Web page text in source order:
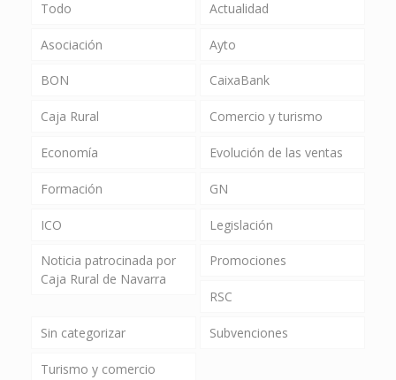
Todo Actualidad
Asociación Ayto
BON CaixaBank
Caja Rural Comercio y turismo
Economía Evolución de las ventas
Formación GN
ICO Legislación
Noticia patrocinada por
Caja Rural de Navarra
Promociones
RSC
Sin categorizar Subvenciones
Turismo y comercio